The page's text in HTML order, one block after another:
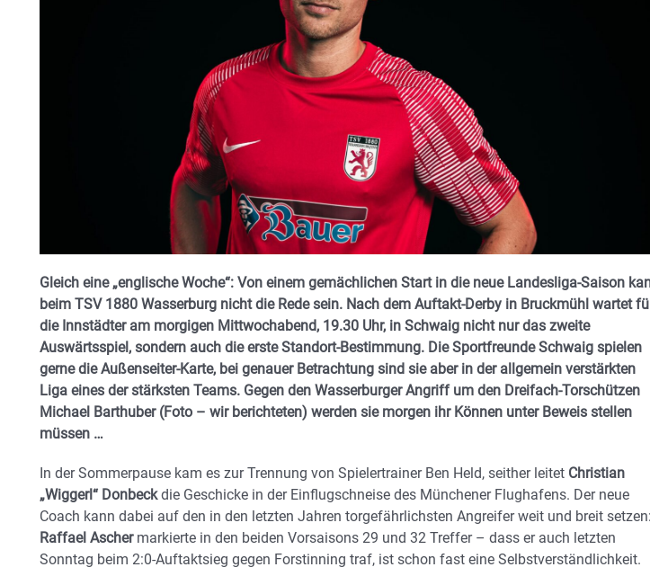
Gleich eine „englische Woche“: Von einem gemächlichen Start in die neue Landesliga-Saison
beim TSV 1880 Wasserburg nicht die Rede sein. Nach dem Auftakt-Derby in Bruckmühl wartet
die Innstädter am morgigen Mittwochabend, 19.30 Uhr, in Schwaig nicht nur das zweite
Auswärtsspiel, sondern auch die erste Standort-Bestimmung. Die Sportfreunde Schwaig spielen
gerne die Außenseiter-Karte, bei genauer Betrachtung sind sie aber in der allgemein verstärkten
Liga eines der stärksten Teams. Gegen den Wasserburger Angriff um den Dreifach-Torschützen
Michael Barthuber (Foto – wir berichteten) werden sie morgen ihr Können unter Beweis stellen
müssen …
In der Sommerpause kam es zur Trennung von Spielertrainer Ben Held, seither leitet Christian
„Wiggerl“ Donbeckdie Geschicke in der Einflugschneise des Münchener Flughafens. Der neue
Coach kann dabei auf den in den letzten Jahren torgefährlichsten Angreifer weit und breit setzen:
Raffael Aschermarkierte in den beiden Vorsaisons 29 und 32 Treffer – dass er auch letzten
Sonntag beim 2:0-Auftaktsieg gegen Forstinning traf, ist schon fast eine Selbstverständlichkeit.